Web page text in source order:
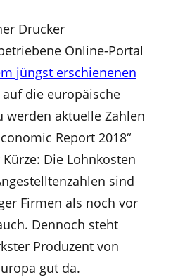
Drucker
Online-Portal
jüngst erschienenen
die europäische
werden aktuelle Zahlen
Report 2018“
Die Lohnkosten
sind
Firmen als noch vor
Dennoch steht
Produzent von
gut da.